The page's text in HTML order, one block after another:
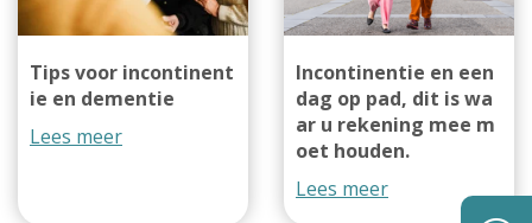
Tips voor incontinent
ie en dementie
Lees meer
Incontinentie en een
dag op pad, dit is wa
ar u rekening mee m
oet houden.
Lees meer